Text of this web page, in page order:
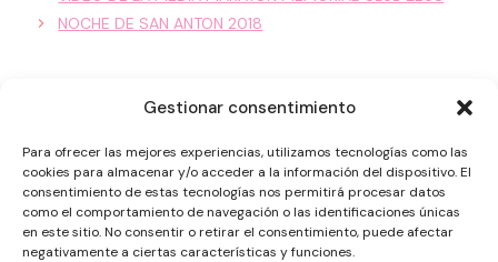
Gestionar consentimiento
Para ofrecer las mejores experiencias, utilizamos tecnologías como las
cookies para almacenar y/o acceder a la información del dispositivo. El
consentimiento de estas tecnologías nos permitirá procesar datos
como el comportamiento de navegación o las identificaciones únicas
en este sitio. No consentir o retirar el consentimiento, puede afectar
negativamente a ciertas características y funciones.
NOCHE DE SAN ANTON 2018